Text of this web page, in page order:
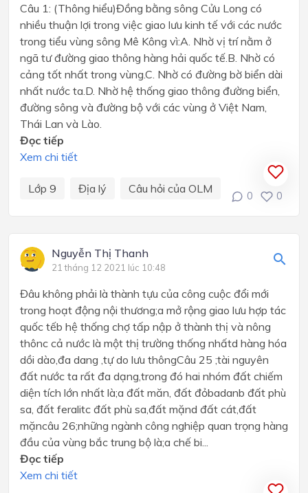
Câu 1: (Thông hiểu)Đồng bằng sông Cửu Long có
nhiều thuận lợi trong việc giao lưu kinh tế với các nước
trong tiểu vùng sông Mê Kông vì:A. Nhờ vị trí nằm ở
ngã tư đường giao thông hàng hải quốc tế.B. Nhờ có
cảng tốt nhất trong vùng.C. Nhờ có đường bờ biển dài
nhất nước ta.D. Nhờ hệ thống giao thông đường biển,
đường sông và đường bộ với các vùng ở Việt Nam,
Thái Lan và Lào.
Đọc tiếp
Xem chi tiết
Lớp 9 Địa lý Câu hỏi của OLM
0 0
Nguyễn Thị Thanh
21 tháng 12 2021 lúc 10:48
Đâu không phải là thành tựu của công cuộc đổi mới
trong hoạt động nội thương;a mở rộng giao lưu hợp tác
quốc tếb hệ thống chợ tấp nập ở thành thị và nông
thônc cả nước là một thị trường thống nhấtd hàng hóa
dồi dào,đa dang ,tự do lưu thôngCâu 25 ;tài nguyên
đất nước ta rất đa dạng,trong đó hai nhóm đất chiếm
diện tích lớn nhất là;a đất măn, đất đỏbadanb đất phù
sa, đất feralitc đất phù sa,đất mặnd đất cát,đất
mặncâu 26;những ngành công nghiệp quan trọng hàng
đầu của vùng bắc trung bộ là;a chế bi...
Đọc tiếp
Xem chi tiết